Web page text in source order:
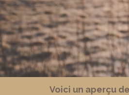
Voici un aperçu